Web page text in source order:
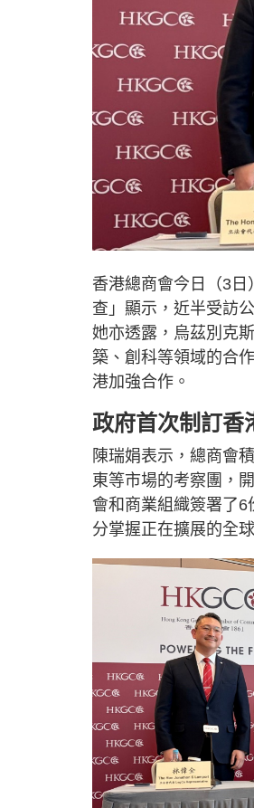
香港總商會今日（3
查」顯示，近半受訪
她亦透露，烏茲別克
築、創科等領域的合
港加強合作。
政府首次制訂
陳瑞娟表示，總商會
東等市場的考察團，
會和商業組織簽署了
分掌握正在擴展的全